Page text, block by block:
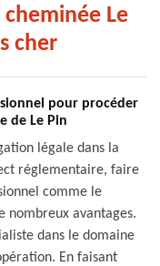
Le
cher
pour procéder
de Le Pin
légale dans la
réglementaire, faire
comme le
nombreux avantages.
dans le domaine
En faisant